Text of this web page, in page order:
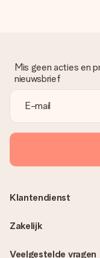
Mis geen acties en
nieuwsbrief
Veelgestelde vragen
Klantendienst
Zakelijk